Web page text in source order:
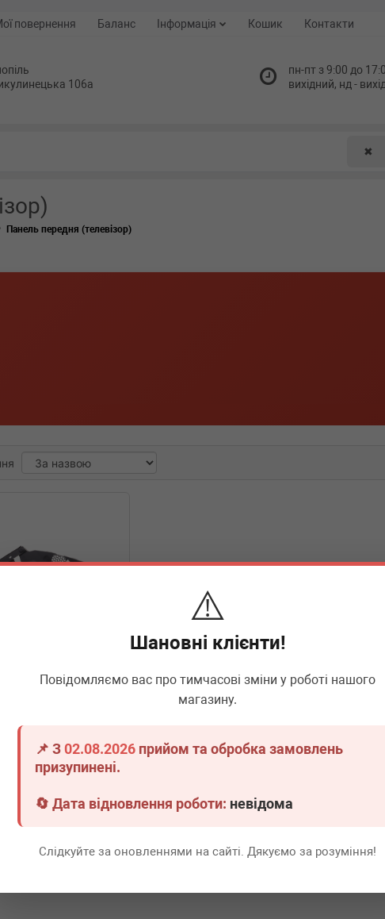
⚠️
Шановні клієнти!
Повідомляємо вас про тимчасові зміни у роботі нашого
магазину.
📌 З02.08.2026 прийом та обробка замовлень
призупинені.
🔄 Дата відновлення роботи: невідома
Слідкуйте за оновленнями на сайті. Дякуємо за розуміння!
повернення Баланс Інформація Кошик Контакти
106а
пн-пт з 9:00 до
вихідний, нд -
✖
Панель передня (телевізор)
BMW 3 (G20) 19-
1 дн. 3 шт.